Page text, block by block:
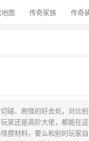
图 传奇家族 传奇
磋、刷怪的好去处。对比别
家还是高阶大佬，都能在
攒材料，要么和别的玩家